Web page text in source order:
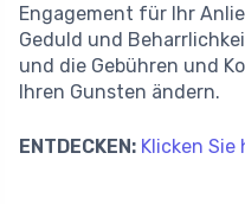
Engagement für Ihr
Geduld und
und die Gebühren und
Ihren Gunsten ändern.
ENTDECKEN: Klicken